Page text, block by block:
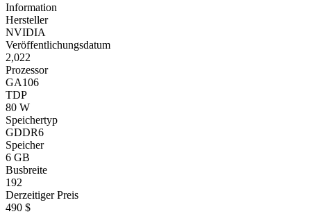
Information
Hersteller
NVIDIA
Veröffentlichungsdatum
2,022
Prozessor
GA106
TDP
80 W
Speichertyp
GDDR6
Speicher
6 GB
Busbreite
192
Derzeitiger Preis
490 $